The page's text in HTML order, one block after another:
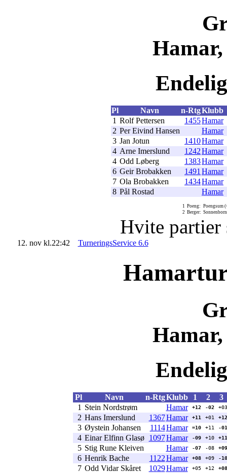
Hamar,
Pl Navn n-RtgKlubb
1 Rolf Pettersen 1455Hamar
2 Per Eivind Hansen Hamar
3 Jan Jotun 1410Hamar
4 Arne Imerslund 1242Hamar
4 Odd Løberg 1383Hamar
6 Geir Brobakken 1491 Hamar
7 Ola Brobakken 1434Hamar
8 Pål Rostad Hamar
1 Poeng: Poengsum
2 Berger:
Hvite partier
12. nov kl.22:42 TurneringsService 6.6
Hamar,
Pl Navn n-RtgKlubb 1 2
3
1 Stein Nordstrøm Hamar +12 -02 +03
2 Hans Imerslund 1367Hamar +11 +01 +12
3 Øystein Johansen 1114Hamar =10 +11 -01
4 Einar Elfinn Glasø 1097Hamar -09 +10 +11
5 Stig Rune Kleiven Hamar -07 -08 +09
6 Henrik Bache 1122Hamar +08 +09 -10
7 Odd Vidar Skåret 1029Hamar +05 +12 +08